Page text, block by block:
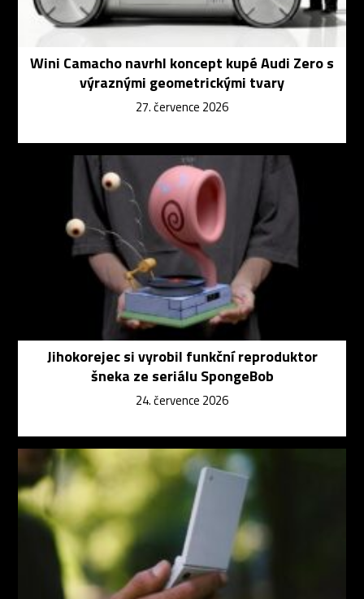
Wini Camacho navrhl koncept kupé Audi Zero s
výraznými geometrickými tvary
27. července 2026
Jihokorejec si vyrobil funkční reproduktor
šneka ze seriálu SpongeBob
24. července 2026